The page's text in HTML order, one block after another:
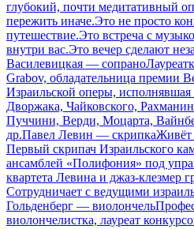
глубокий, почти медитативный
пережить иначе.Это не просто
путешествие.Это встреча с
внутри вас.Это вечер сделают
Василевицкая —
Grabov, обладательница премии
Израильской оперы,
Дворжака, Чайковского,
Пуччини, Верди, Моцарта,
др.Павел Левин — скрипкаЖивёт
Первый скрипач Израильского
ансамблей «Полифония» под
квартета Левина и джаз-клезмер
Сотрудничает с ведущими
Гольденберг —
виолончелистка, лауреат